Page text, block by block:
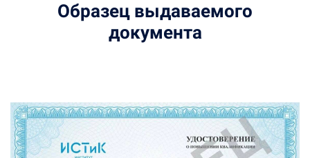
Образец выдаваемого
документа